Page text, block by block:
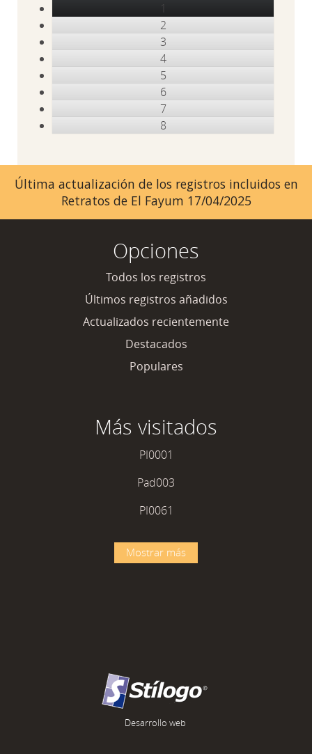
1
2
3
4
5
6
7
8
Última actualización de los registros incluidos en
Retratos de El Fayum 17/04/2025
Opciones
Todos los registros
Últimos registros añadidos
Actualizados recientemente
Destacados
Populares
Más visitados
PI0001
Pad003
PI0061
Mostrar más
Desarrollo web